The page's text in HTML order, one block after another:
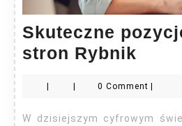
Skuteczne
stron Rybnik
stron
0 Comment
W dzisiejszym cyfrowym świecie obecność online